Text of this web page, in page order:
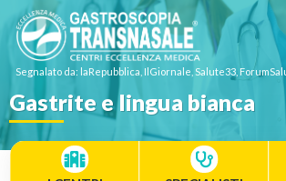
Segnalato da: laRepubblica, IlGiornale, Salute33,
Gastrite e lingua bianca